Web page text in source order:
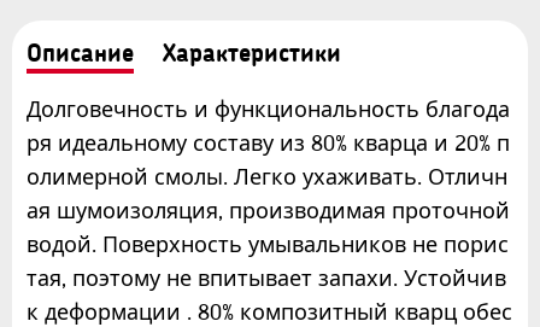
Описание Характеристики
Долговечность и функциональность благода
ря идеальному составу из 80% кварца и 20% п
олимерной смолы. Легко ухаживать. Отличн
ая шумоизоляция, производимая проточной
водой. Поверхность умывальников не порис
тая, поэтому не впитывает запахи. Устойчив
к деформации . 80% композитный кварц обес